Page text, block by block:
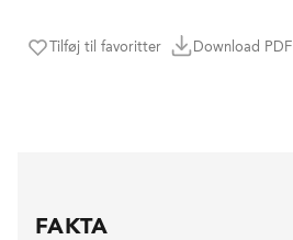
Tilføj til favoritter Download PDF
FAKTA